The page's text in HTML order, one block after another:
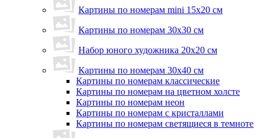
Картины по номерам mini 15х20 см
Картины по номерам 30x30 см
Набор юного художника 20х20 см
Картины по номерам 30х40 см
Картины по номерам классические
Картины по номерам на цветном холсте
Картины по номерам неон
Картины по номерам с кристаллами
Картины по номерам светящиеся в темноте